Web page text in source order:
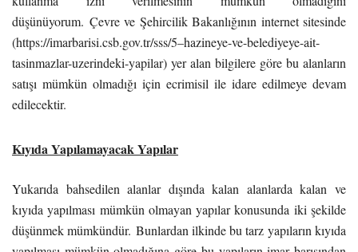
düşünüyorum. Çevre ve Şehircilik Bakanlığının internet sitesinde
(https://imarbarisi.csb.gov.tr/sss/5–hazineye-ve-belediyeye-ait-
tasinmazlar-uzerindeki-yapilar) yer alan bilgilere göre bu alanların
satışı mümkün olmadığı için ecrimisil ile idare edilmeye devam
edilecektir.
Kıyıda Yapılamayacak Yapılar
Yukarıda bahsedilen alanlar dışında kalan alanlarda kalan ve
kıyıda yapılması mümkün olmayan yapılar konusunda iki şekilde
düşünmek mümkündür. Bunlardan ilkinde bu tarz yapıların kıyıda